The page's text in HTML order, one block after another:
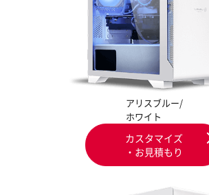
アリスブルー/
ホワイト
カスタマイズ
・お見積もり